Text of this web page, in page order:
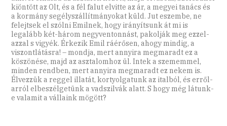
kiöntött az Olt, és a fél falut elvitte az ár, a megyei tanács és
a kormány segélyszállítmányokat küld. Jut eszembe, ne
felejtsek el szólni Emilnek, hogy irányítsunk át mi is
legalább két-három negyventonnást, pakolják meg ezzel-
azzal s vigyék. Érkezik Emil ráérősen, ahogy mindig, a
viszontlátásra! – mondja, mert annyira megmaradt ez a
köszönése, majd az asztalomhoz ül. Intek a szememmel,
minden rendben, mert annyira megmaradt ez nekem is.
Élvezzük a reggel illatát, kortyolgatunk az italból, és erről-
arról elbeszélgetünk a vadszilvák alatt. S hogy még látunk-
e valamit a vállaink mögött?